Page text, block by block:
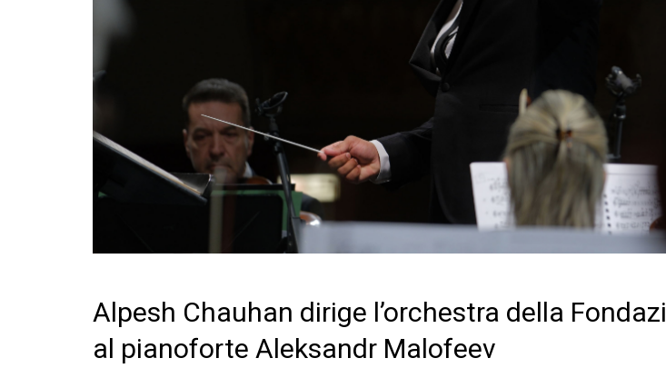
Alpesh Chauhan dirige l’orchestra della
al pianoforte Aleksandr Malofeev